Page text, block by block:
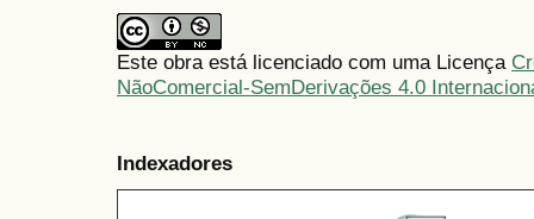
Este obra está licenciado com uma Licença
NãoComercial-SemDerivações 4.0
Indexadores